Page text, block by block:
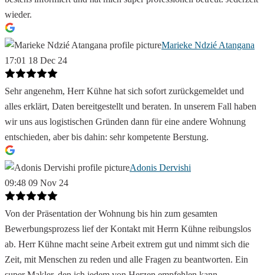
wieder.
Marieke Ndzié Atangana
17:01 18 Dec 24
Sehr angenehm, Herr Kühne hat sich sofort zurückgemeldet und
alles erklärt, Daten bereitgestellt und beraten. In unserem Fall haben
wir uns aus logistischen Gründen dann für eine andere Wohnung
entschieden, aber bis dahin: sehr kompetente Berstung.
Adonis Dervishi
09:48 09 Nov 24
Von der Präsentation der Wohnung bis hin zum gesamten
Bewerbungsprozess lief der Kontakt mit Herrn Kühne reibungslos
ab. Herr Kühne macht seine Arbeit extrem gut und nimmt sich die
Zeit, mit Menschen zu reden und alle Fragen zu beantworten. Ein